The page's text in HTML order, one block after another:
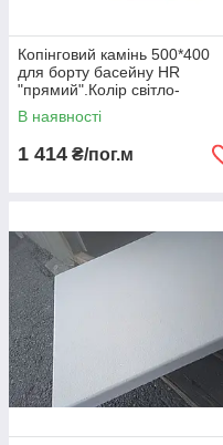
Копінговий камінь 500*400
для борту басейну HR
"прямий".Колір світло-
бежевий.
В наявності
1 414 ₴/пог.м